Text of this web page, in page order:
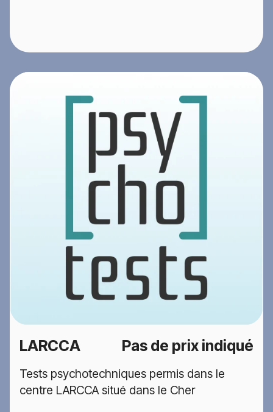
LARCCA Pas de prix indiqué
Tests psychotechniques permis dans le
centre LARCCA situé dans le Cher